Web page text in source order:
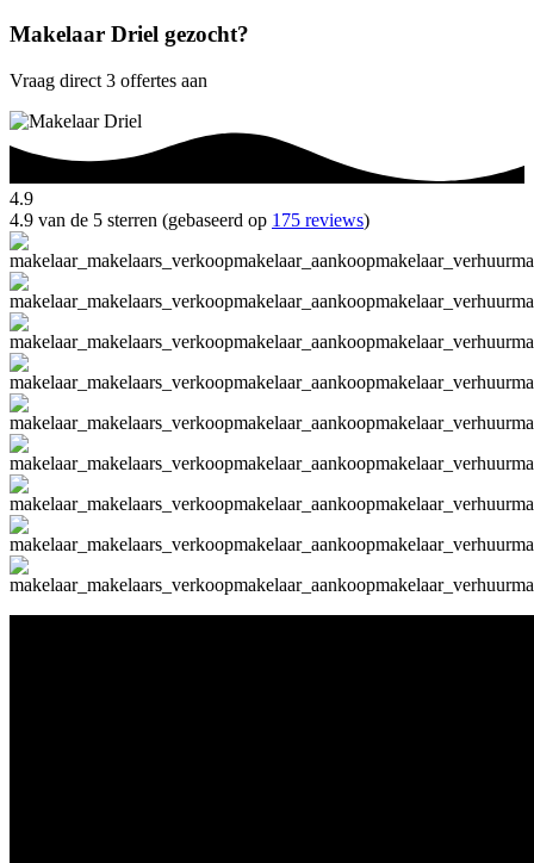
Makelaar Driel gezocht?
Vraag direct 3 offertes aan
4.9
4.9 van de 5 sterren (gebaseerd op 175 reviews)